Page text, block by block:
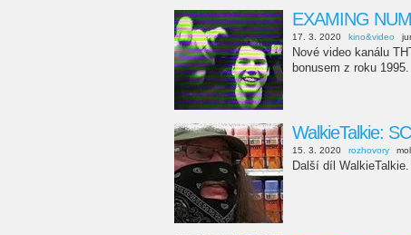
EXAMING
17. 3. 2020 kino&video
Nové video kanálu
bonusem z roku
WalkieTalkie:
15. 3. 2020 rozhovory
Další díl